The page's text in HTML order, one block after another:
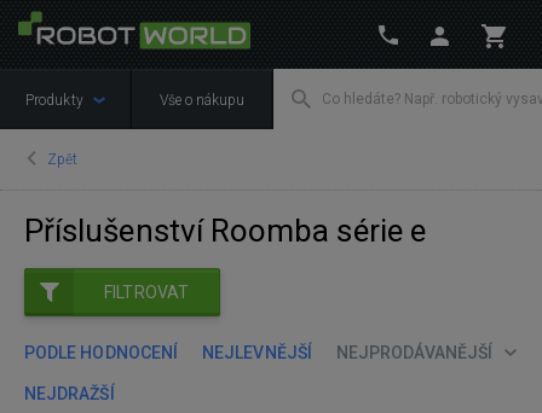
Produkty Vše o nákupu
Zpět
Příslušenství Roomba série e
FILTROVAT
PODLE HODNOCENÍ NEJLEVNĚJŠÍ NEJPRODÁVANĚJŠÍ
NEJDRAŽŠÍ